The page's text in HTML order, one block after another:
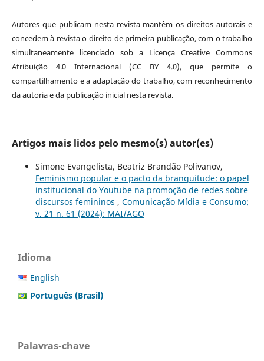
Autores que publicam nesta revista mantêm os direitos autorais e
concedem à revista o direito de primeira publicação, com o trabalho
simultaneamente licenciado sob a Licença Creative Commons
Atribuição 4.0 Internacional (CC BY 4.0), que permite o
compartilhamento e a adaptação do trabalho, com reconhecimento
da autoria e da publicação inicial nesta revista.
Artigos mais lidos pelo mesmo(s) autor(es)
Simone Evangelista, Beatriz Brandão Polivanov,
Feminismo popular e o pacto da branquitude: o papel
institucional do Youtube na promoção de redes sobre
discursos femininos , Comunicação Mídia e Consumo:
v. 21 n. 61 (2024): MAI/AGO
Idioma
English
Português (Brasil)
Palavras-chave